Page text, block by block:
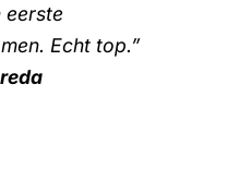
eerste
Echt top.”